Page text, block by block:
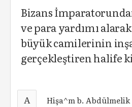
Bizans
ve para yardımı
büyük camilerinin
gerçekleştiren halife
A Hişa^m b. Abdülmelik